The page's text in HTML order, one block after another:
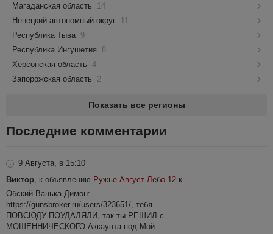
Магаданская область
14
Ненецкий автономный округ
11
Республика Тыва 9
Республика Ингушетия
8
Херсонская область 4
Запорожская область
2
Показать все регионы
Последние комментарии
9 Августа, в 15:10
Виктор, к объявлению Ружье Август Лебо 12 к
Обский Ванька-Димон:
https://gunsbroker.ru/users/323651/, тебя
ПОВСЮДУ ПОУДАЛЯЛИ, так ты РЕШИЛ с
МОШЕННИЧЕСКОГО Аккаунта под Мой